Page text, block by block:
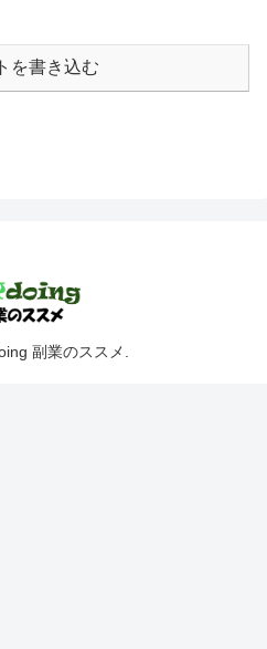
を書き込む
副業のススメ.